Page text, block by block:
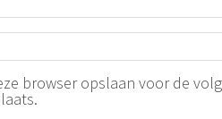
browser opslaan voor de